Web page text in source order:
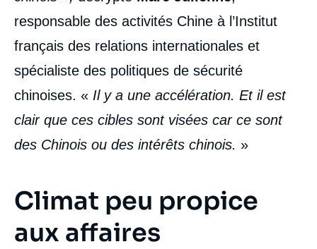
responsable des activités Chine à l’Institut
français des relations internationales et
spécialiste des politiques de sécurité
chinoises. « Il y a une accélération. Et il est
clair que ces cibles sont visées car ce sont
des Chinois ou des intérêts chinois. »
Climat peu propice
aux affaires